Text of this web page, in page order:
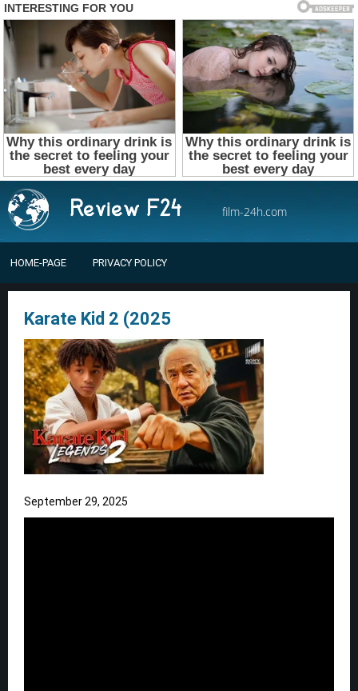
film-24h.com
HOME-PAGE PRIVACY POLICY
Karate Kid 2 (2025
September 29, 2025